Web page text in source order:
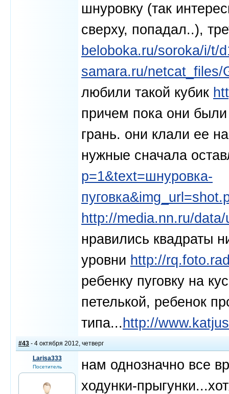
шнуровку (так
сверху, попадал..),
beloboka.ru/soroka/i/t/
samara.ru/netcat_files/
любили такой кубик
причем пока они
грань. они клали ее
нужные сначала
p=1&text=шнуровка-
http://media.nn.ru/
нравились квадраты
уровни http://
ребенку пуговку на
петелькой, ребенок
типа...http://
#43 - 4 октября 2012, четверг
Larisa333
Посетитель
нам однозначно все
ходунки-